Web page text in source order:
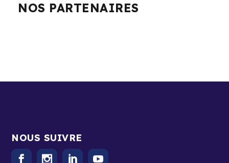
NOS PARTENAIRES
NOUS SUIVRE